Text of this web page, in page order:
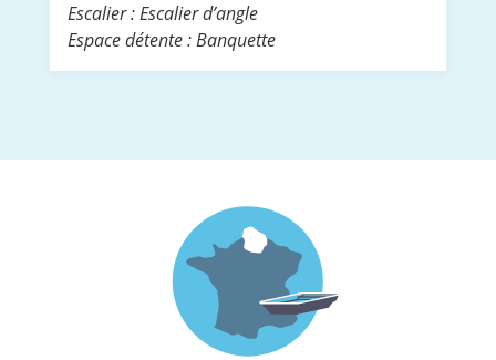
Escalier : Escalier d’angle
Espace détente : Banquette